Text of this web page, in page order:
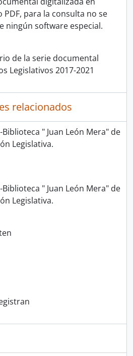
para la consulta no se
ningún software especial.
de la serie documental
Legislativos 2017-2021
relacionados
" Juan León Mera" de
Legislativa.
" Juan León Mera" de
Legislativa.